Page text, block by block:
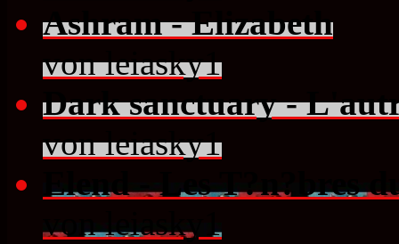
Ashram - Elizabeth
von leiasky1
Dark sanctuary -
von leiasky1
Elend - Les T?n?bres
von leiasky1